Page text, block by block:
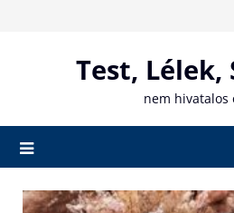
Test, Lélek,
nem hivatalos